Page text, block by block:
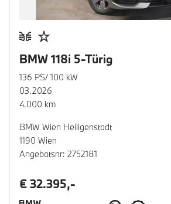
BMW 118i 5-Türig
136 PS/ 100 kW
03.2026
4.000 km
BMW Wien Heiligenstadt
1190 Wien
Angebotsnr: 2752181
€ 32.395,-